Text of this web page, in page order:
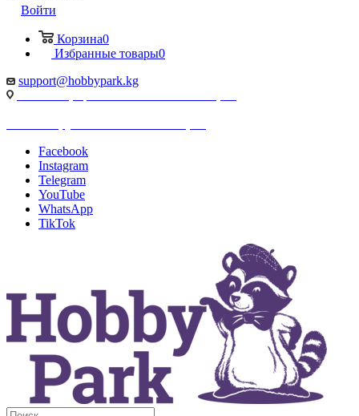
Войти
Корзина0
Избранные товары0
support@hobbypark.kg
Facebook
Instagram
Telegram
YouTube
WhatsApp
TikTok